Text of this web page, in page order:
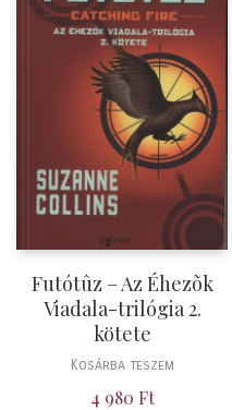
Futótûz – Az Éhezõk
Viadala-trilógia 2.
kötete
Kosárba teszem
4 980 Ft